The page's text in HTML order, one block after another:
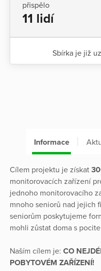
přispělo
11 lidí
Sbírka je již
Informace
Cílem projektu je získat
monitorovacích zařízení
jednoho monitorovacího
mnoho seniorů nad jejich
seniorům poskytujeme
mohli zůstat doma s
Naším cílem je: CO
POBYTOVÉM ZAŘÍZENÍ!